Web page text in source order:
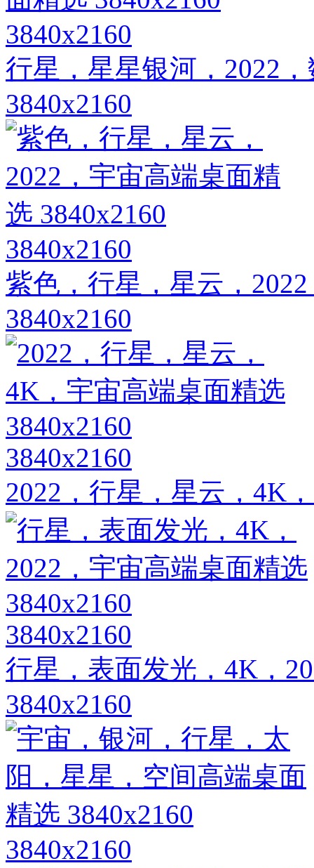
3840x2160
行星，星星银河，2022
3840x2160
3840x2160
紫色，行星，星云，
3840x2160
3840x2160
2022，行星，星云，4K
3840x2160
行星，表面发光，4K，
3840x2160
3840x2160